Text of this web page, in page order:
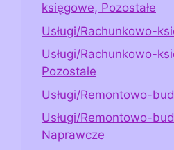
księgowe, Pozostałe
Usługi/Rachunkowo-
Usługi/Rachunkowo-
Pozostałe
Usługi/Remontowo-
Usługi/Remontowo-
Naprawcze